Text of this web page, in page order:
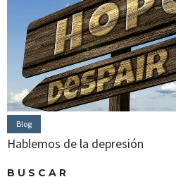
Blog
Hablemos de la depresión
BUSCAR